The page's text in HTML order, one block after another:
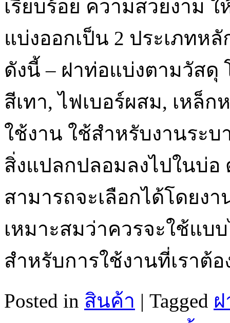
เรียบร้อย ความสวยงาม
แบ่งออกเป็น 2 ประเภทห
ดังนี้ – ฝาท่อแบ่งตามวัสดุ
สีเทา, ไฟเบอร์ผสม, เหล็
ใช้งาน ใช้สำหรับงานระ
สิ่งแปลกปลอมลงไปในบ่อ
สามารถจะเลือกได้โดยง
เหมาะสมว่าควรจะใช้แบ
สำหรับการใช้งานที่เราต้อ
Posted in สินค้า | Tagged